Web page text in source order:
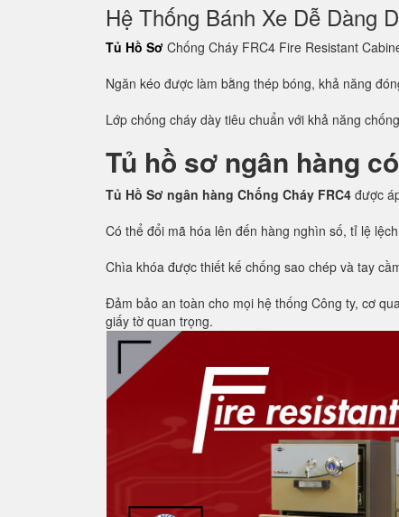
Hệ Thống Bánh Xe Dễ Dàng
Tủ Hồ Sơ Chống Cháy FRC4 Fire Resistant
Ngăn kéo được làm bằng thép bóng, khả năng
Lớp chống cháy dày tiêu chuẩn với khả năng
Tủ hồ sơ ngân hàng
Tủ Hồ Sơ ngân hàng Chống Cháy FRC4 được
Có thể đổi mã hóa lên đến hàng nghìn số, tỉ lệ
Chìa khóa được thiết kế chống sao chép và tay
Đảm bảo an toàn cho mọi hệ thống Công ty, cơ
giấy tờ quan trọng.